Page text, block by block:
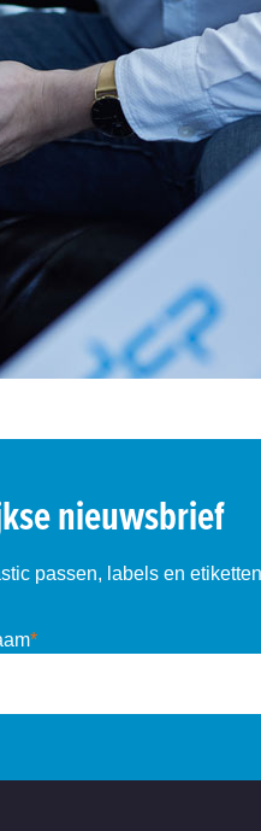
nieuwsbrief
passen, labels en
*